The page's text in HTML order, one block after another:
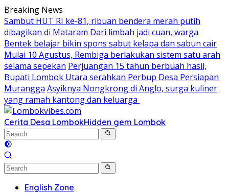
Skip
to
content
Breaking News
Sambut HUT RI ke-81, ribuan bendera merah putih
dibagikan di Mataram Dari limbah jadi cuan, warga
Bentek belajar bikin spons sabut kelapa dan sabun cair
Mulai 10 Agustus, Rembiga berlakukan sistem satu arah
selama sepekan Perjuangan 15 tahun berbuah hasil,
Bupati Lombok Utara serahkan Perbup Desa Persiapan
Murangga Asyiknya Nongkrong di Anglo, surga kuliner
yang ramah kantong dan keluarga
Cerita Desa LombokHidden gem Lombok
English Zone